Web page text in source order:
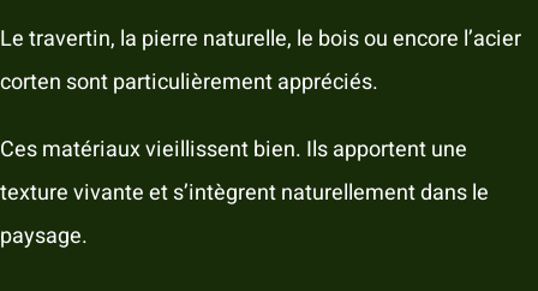
Le travertin, la pierre naturelle, le bois ou encore l’acier
corten sont particulièrement appréciés.
Ces matériaux vieillissent bien. Ils apportent une
texture vivante et s’intègrent naturellement dans le
paysage.